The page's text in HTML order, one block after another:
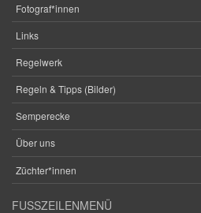
Fotograf*innen
Links
Regelwerk
Regeln & Tipps (Bilder)
Semperecke
Über uns
Züchter*innen
FUSSZEILENMENÜ